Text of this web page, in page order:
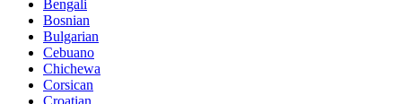
Bengali
Bosnian
Bulgarian
Cebuano
Chichewa
Corsican
Croatian